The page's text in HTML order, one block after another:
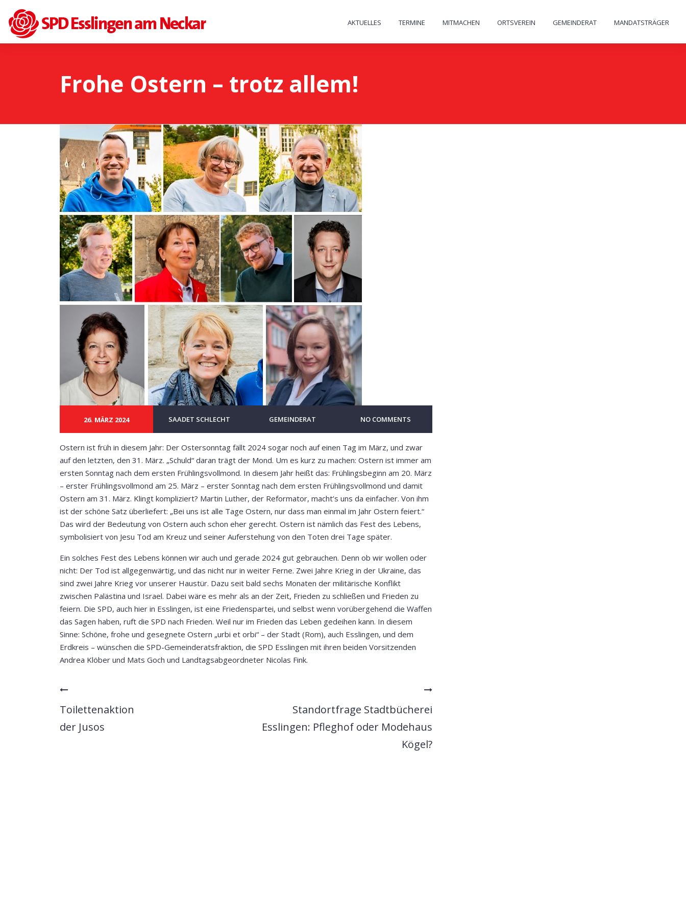
AKTUELLES TERMINE MITMACHEN ORTSVEREIN GEMEINDERAT MANDATSTRÄGER
Frohe Ostern – trotz allem!
26. MÄRZ 2024 SAADET SCHLECHT GEMEINDERAT NO COMMENTS
Ostern ist früh in diesem Jahr: Der Ostersonntag fällt 2024 sogar noch auf einen Tag im März, und zwar
auf den letzten, den 31. März. „Schuld“ daran trägt der Mond. Um es kurz zu machen: Ostern ist immer am
ersten Sonntag nach dem ersten Frühlingsvollmond. In diesem Jahr heißt das: Frühlingsbeginn am 20. März
– erster Frühlingsvollmond am 25. März – erster Sonntag nach dem ersten Frühlingsvollmond und damit
Ostern am 31. März. Klingt kompliziert? Martin Luther, der Reformator, macht’s uns da einfacher. Von ihm
ist der schöne Satz überliefert: „Bei uns ist alle Tage Ostern, nur dass man einmal im Jahr Ostern feiert.“
Das wird der Bedeutung von Ostern auch schon eher gerecht. Ostern ist nämlich das Fest des Lebens,
symbolisiert von Jesu Tod am Kreuz und seiner Auferstehung von den Toten drei Tage später.
Ein solches Fest des Lebens können wir auch und gerade 2024 gut gebrauchen. Denn ob wir wollen oder
nicht: Der Tod ist allgegenwärtig, und das nicht nur in weiter Ferne. Zwei Jahre Krieg in der Ukraine, das
sind zwei Jahre Krieg vor unserer Haustür. Dazu seit bald sechs Monaten der militärische Konflikt
zwischen Palästina und Israel. Dabei wäre es mehr als an der Zeit, Frieden zu schließen und Frieden zu
feiern. Die SPD, auch hier in Esslingen, ist eine Friedenspartei, und selbst wenn vorübergehend die Waffen
das Sagen haben, ruft die SPD nach Frieden. Weil nur im Frieden das Leben gedeihen kann. In diesem
Sinne: Schöne, frohe und gesegnete Ostern „urbi et orbi“ – der Stadt (Rom), auch Esslingen, und dem
Erdkreis – wünschen die SPD-Gemeinderatsfraktion, die SPD Esslingen mit ihren beiden Vorsitzenden
Andrea Klöber und Mats Goch und Landtagsabgeordneter Nicolas Fink.
Toilettenaktion
der Jusos
Standortfrage Stadtbücherei
Esslingen: Pfleghof oder Modehaus
Kögel?